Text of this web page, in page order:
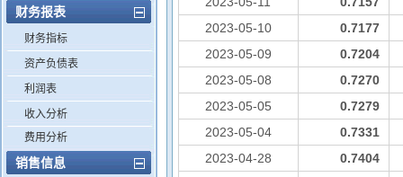
财务报表
财务指标
资产负债表
利润表
收入分析
费用分析
销售信息
2023-05-10
0.7177
2023-05-09
0.7204
2023-05-08
0.7270
2023-05-05
0.7279
2023-05-04
0.7331
2023-04-28
0.7404